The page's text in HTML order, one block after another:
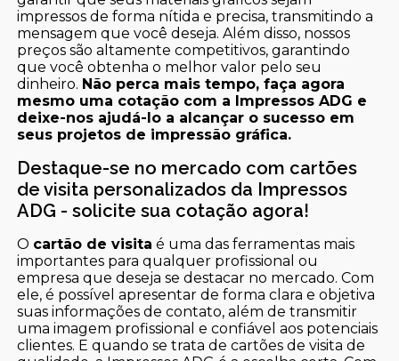
impressos de forma nítida e precisa, transmitindo a
mensagem que você deseja. Além disso, nossos
preços são altamente competitivos, garantindo
que você obtenha o melhor valor pelo seu
dinheiro. Não perca mais tempo, faça agora
mesmo uma cotação com a Impressos ADG e
deixe-nos ajudá-lo a alcançar o sucesso em
seus projetos de impressão gráfica.
Destaque-se no mercado com cartões
de visita personalizados da Impressos
ADG - solicite sua cotação agora!
O cartão de visita é uma das ferramentas mais
importantes para qualquer profissional ou
empresa que deseja se destacar no mercado. Com
ele, é possível apresentar de forma clara e objetiva
suas informações de contato, além de transmitir
uma imagem profissional e confiável aos potenciais
clientes. E quando se trata de cartões de visita de